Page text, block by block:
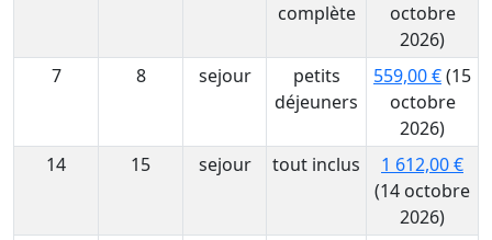
complète
octobre
2026)
7
8 sejour
petits
déjeuners
559,00 €(15
octobre
2026)
14
15 sejour tout inclus
1 612,00 €
(14 octobre
2026)